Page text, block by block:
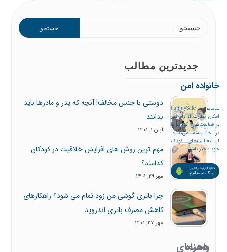
برای:
جدیدترین مطالب
دوستی با جنس مخالف! آنچه که پدر و مادرها باید
بدانند
آبان 1, 1401
مهم ترین روش های افزایش خلاقیت در کودکان
کدامند؟
مهر 29, 1401
چرا باتری گوشی من زود تمام می شود؟ راهکارهای
کاهش مصرف باتری اندروید
مهر 27, 1401
خانواده امن
سامانه FamilySafe
امکان نظارت از راه دور
بر فعالیت‌های کودک را
در اختیار شما می‌گذارد.
از فعالیت‌های کودک
خود باخبر باشید
همراه
راهنمای